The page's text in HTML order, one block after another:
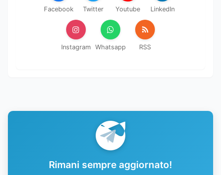
Facebook Twitter Youtube LinkedIn
Instagram Whatsapp RSS
Rimani sempre aggiornato!